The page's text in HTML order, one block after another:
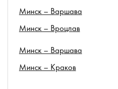
Минск – Варшава
Минск – Вроцлав
Минск – Варшава
Минск – Краков